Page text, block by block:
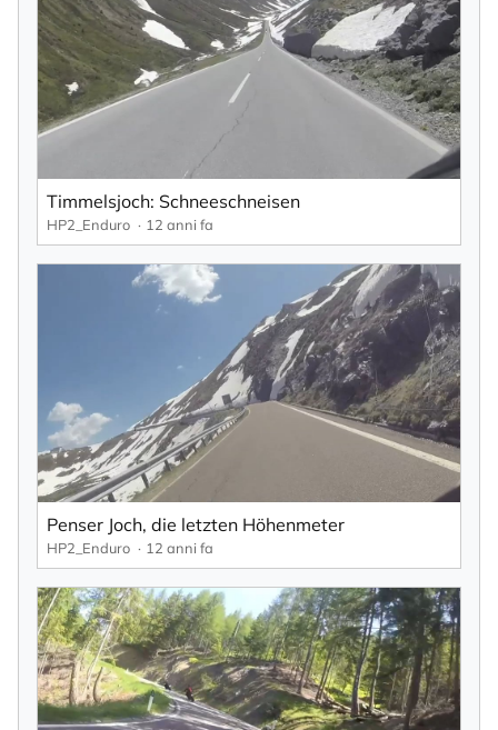
Timmelsjoch: Schneeschneisen
HP2_Enduro 12 anni fa
Penser Joch, die letzten Höhenmeter
HP2_Enduro 12 anni fa